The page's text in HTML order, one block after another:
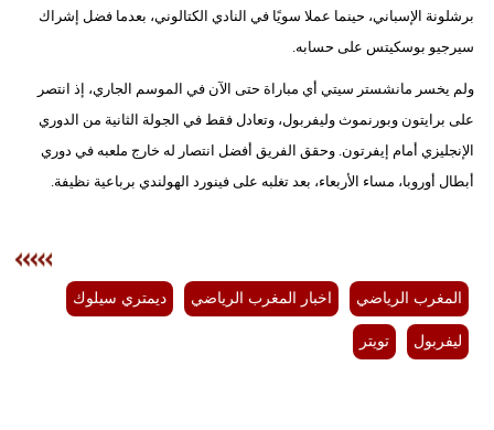
أبراج
سيارات
برشلونة الإسباني، حينما عملا سويًا في النادي الكتالوني، بعدما فضل إشراك
سيرجيو بوسكيتس على حسابه.
ولم يخسر مانشستر سيتي أي مباراة حتى الآن في الموسم الجاري، إذ انتصر
على برايتون وبورنموث وليفربول، وتعادل فقط في الجولة الثانية من الدوري
الإنجليزي أمام إيفرتون. وحقق الفريق أفضل انتصار له خارج ملعبه في دوري
أبطال أوروبا، مساء الأربعاء، بعد تغلبه على فينورد الهولندي برباعية نظيفة.
المغرب الرياضي اخبار المغرب الرياضي ديمتري سيلوك
ليفربول تويتر